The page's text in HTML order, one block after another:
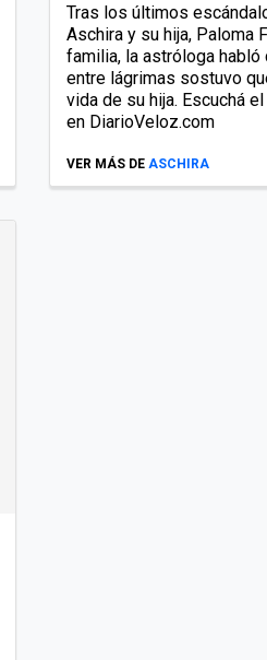
Tras los últimos
Aschira y su hija, Paloma
familia, la astróloga habló
entre lágrimas sostuvo
vida de su hija. Escuchá
en DiarioVeloz.com
VER MÁS DE ASCHIRA